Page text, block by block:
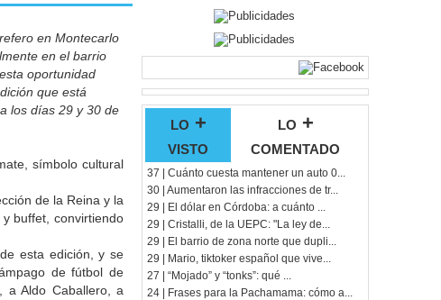
en Montecarlo
en el barrio
oportunidad
que está
los días 29 y 30 de
símbolo cultural
de la Reina y la
buffet, convirtiendo
esta edición, y se
de fútbol de
a Aldo Caballero, a
lo +
visto
lo +
comentado
37 | Cuánto cuesta mantener un auto 0...
30 | Aumentaron las infracciones de tr...
29 | El dólar en Córdoba: a cuánto ...
29 | Cristalli, de la UEPC: "La ley de...
29 | El barrio de zona norte que dupli...
29 | Mario, tiktoker español que vive...
27 | “Mojado” y “tonks”: qué ...
24 | Frases para la Pachamama: cómo a...